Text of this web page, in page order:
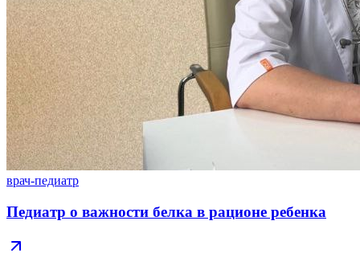
врач-педиатр
Педиатр о важности белка в рационе ребенка